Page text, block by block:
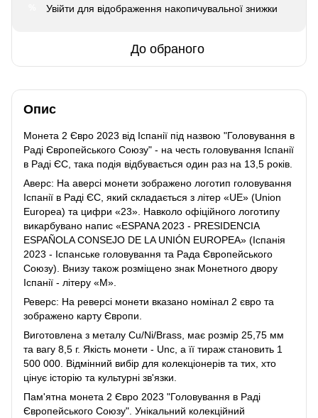
Увійти для відображення накопичувальної знижки
До обраного
Опис
Монета 2 Євро 2023 від Іспанії під назвою "Головування в
Раді Європейського Союзу" - на честь головування Іспанії
в Раді ЄС, така подія відбувається один раз на 13,5 років.
Аверс: На аверсі монети зображено логотип головування
Іспанії в Раді ЄС, який складається з літер «UE» (Union
Europea) та цифри «23». Навколо офіційного логотипу
викарбувано напис «ESPANA 2023 - PRESIDENCIA
ESPAÑOLA CONSEJO DE LA UNIÓN EUROPEA» (Іспанія
2023 - Іспанське головування та Рада Європейського
Союзу). Внизу також розміщено знак Монетного двору
Іспанії - літеру «M».
Реверс: На реверсі монети вказано номінал 2 євро та
зображено карту Європи.
Виготовлена з металу Cu/Ni/Brass, має розмір 25,75 мм
та вагу 8,5 г. Якість монети - Unc, а її тираж становить 1
500 000. Відмінний вибір для колекціонерів та тих, хто
цінує історію та культурні зв'язки.
Пам'ятна монета 2 Євро 2023 "Головування в Раді
Європейського Союзу". Унікальний колекційний